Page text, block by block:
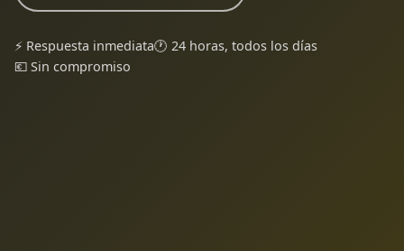
⚡ Respuesta inmediata🕐 24 horas, todos los días
💶 Sin compromiso